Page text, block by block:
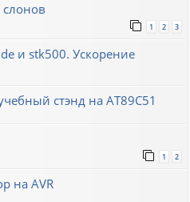
слонов
1 2 3
и stk500. Ускорение
стэнд на AT89С51
1 2
на AVR